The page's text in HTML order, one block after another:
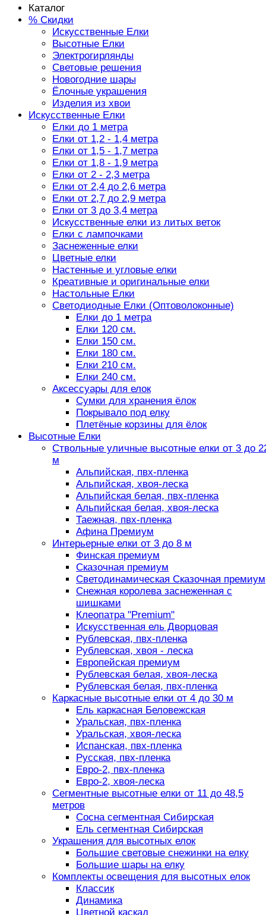
Каталог
% Скидки
Искусственные Елки
Высотные Елки
Электрогирлянды
Световые решения
Новогодние шары
Ёлочные украшения
Изделия из хвои
Искусственные Елки
Елки до 1 метра
Елки от 1,2 - 1,4 метра
Елки от 1,5 - 1,7 метра
Елки от 1,8 - 1,9 метра
Елки от 2 - 2,3 метра
Елки от 2,4 до 2,6 метра
Елки от 2,7 до 2,9 метра
Елки от 3 до 3,4 метра
Искусственные елки из литых веток
Елки с лампочками
Заснеженные елки
Цветные елки
Настенные и угловые елки
Креативные и оригинальные елки
Настольные Елки
Светодиодные Елки (Оптоволоконные)
Елки до 1 метра
Елки 120 см.
Елки 150 см.
Елки 180 см.
Елки 210 см.
Елки 240 см.
Аксессуары для елок
Сумки для хранения ёлок
Покрывало под елку
Плетёные корзины для ёлок
Высотные Елки
Ствольные уличные высотные елки от 3 до
м
Альпийская, пвх-пленка
Альпийская, хвоя-леска
Альпийская белая, пвх-пленка
Альпийская белая, хвоя-леска
Таежная, пвх-пленка
Афина Премиум
Интерьерные елки от 3 до 8 м
Финская премиум
Сказочная премиум
Светодинамическая Сказочная премиум
Снежная королева заснеженная с
шишками
Клеопатра "Premium"
Искусственная ель Дворцовая
Рублевская, пвх-пленка
Рублевская, хвоя - леска
Европейская премиум
Рублевская белая, хвоя-леска
Рублевская белая, пвх-пленка
Каркасные высотные елки от 4 до 30 м
Ель каркасная Беловежская
Уральская, пвх-пленка
Уральская, хвоя-леска
Испанская, пвх-пленка
Русская, пвх-пленка
Евро-2, пвх-пленка
Евро-2, хвоя-леска
Сегментные высотные елки от 11 до 48,5
метров
Сосна сегментная Сибирская
Ель сегментная Сибирская
Украшения для высотных елок
Большие световые снежинки на елку
Большие шары на елку
Комплекты освещения для высотных елок
Классик
Динамика
Цветной каскад